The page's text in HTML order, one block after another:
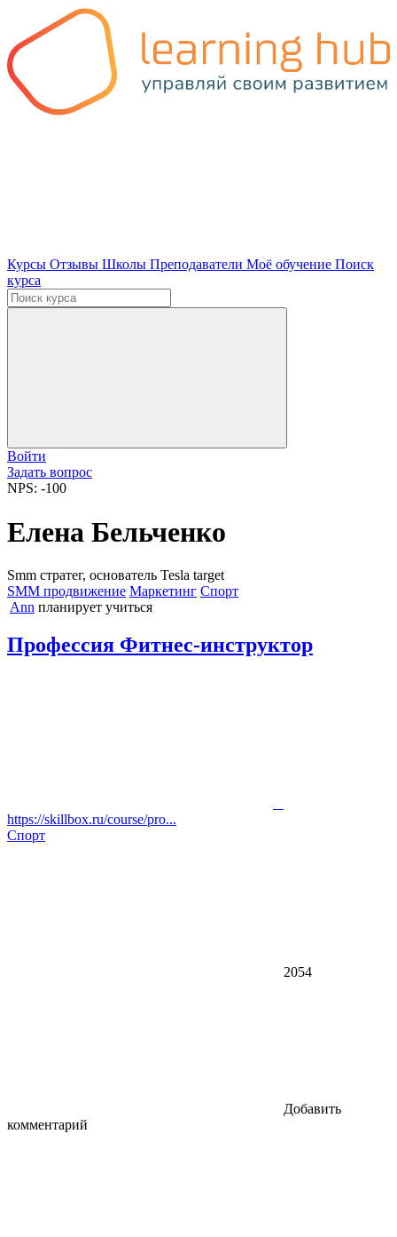
Курсы Отзывы Школы Преподаватели Моё обучение Поиск
курса
Войти
Задать вопрос
NPS: -100
Елена Бельченко
Smm стратег, основатель Tesla target
SMM продвижение Маркетинг Спорт
Ann планирует учиться
Профессия Фитнес-инструктор
https://skillbox.ru/course/pro...
Спорт
2054
Добавить
комментарий